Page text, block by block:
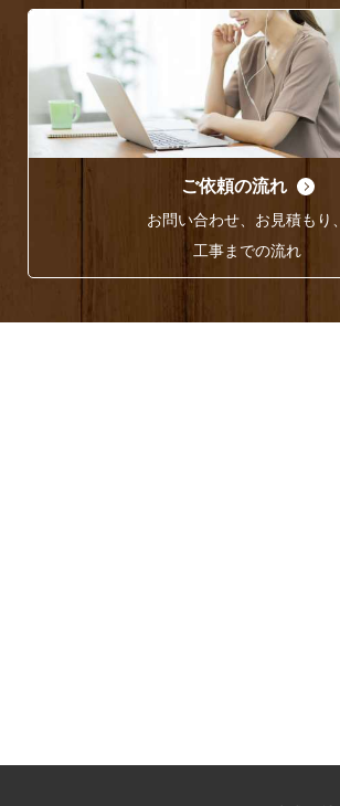
ご依頼の流れ
お問い合わせ、お見積もり、
工事までの流れ